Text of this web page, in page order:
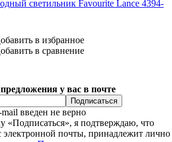
светильник Favourite Lance 4394-
в избранное
в сравнение
у вас в почте
введен не верно
«Подписаться», я подтверждаю, что
почты, принадлежит лично